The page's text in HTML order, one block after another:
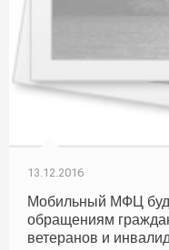
13.12.2016
Мобильный МФЦ
обращениям
ветеранов и